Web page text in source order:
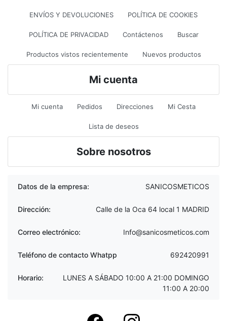
ENVÍOS Y DEVOLUCIONES POLÍTICA DE COOKIES
POLÍTICA DE PRIVACIDAD Contáctenos Buscar
Productos vistos recientemente Nuevos productos
Mi cuenta
Mi cuenta Pedidos Direcciones Mi Cesta
Lista de deseos
Sobre nosotros
Datos de la empresa: SANICOSMETICOS
Dirección: Calle de la Oca 64 local 1 MADRID
Correo electrónico: Info@sanicosmeticos.com
Teléfono de contacto Whatpp 692420991
Horario:
LUNES A SÁBADO 10:00 A 21:00 DOMINGO
11:00 A 20:00
Facebook instagram